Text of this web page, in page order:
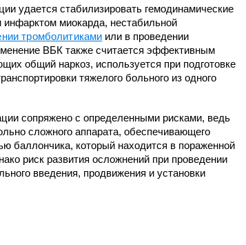
и
ортопедии
диагностики
удается стабилизировать гемодинамические
миокарда, нестабильной
тромболитиками или в проведении
ВБК также считается эффективным
общий наркоз, используется при подготовке
тяжелого больного из одного
сопряжено с определенными рисками, ведь
сложного аппарата, обеспечивающего
баллончика, который находится в пораженной
риск развития осложнений при проведении
введения, продвижения и установки